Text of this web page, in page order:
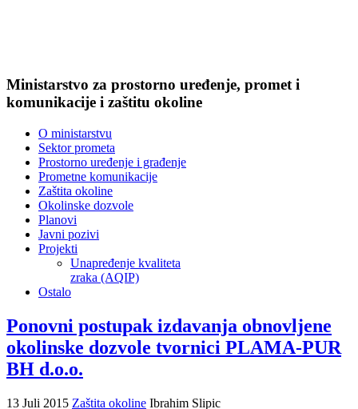
Ministarstvo za prostorno uređenje, promet i
komunikacije i zaštitu okoline
O ministarstvu
Sektor prometa
Prostorno uređenje i građenje
Prometne komunikacije
Zaštita okoline
Okolinske dozvole
Planovi
Javni pozivi
Projekti
Unapređenje kvaliteta
zraka (AQIP)
Ostalo
Ponovni postupak izdavanja obnovljene
okolinske dozvole tvornici PLAMA-PUR
BH d.o.o.
13 Juli 2015 Zaštita okoline Ibrahim Slipic